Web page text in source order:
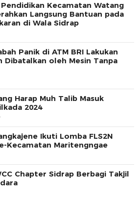
Kecamatan Watang
Langsung Bantuan pada
di Wala Sidrap
Panik di ATM BRI Lakukan
Dibatalkan oleh Mesin Tanpa
Harap Muh Talib Masuk
2024
Ikuti Lomba FLS2N
Kecamatan Maritengngae
Chapter Sidrap Berbagi Takjil